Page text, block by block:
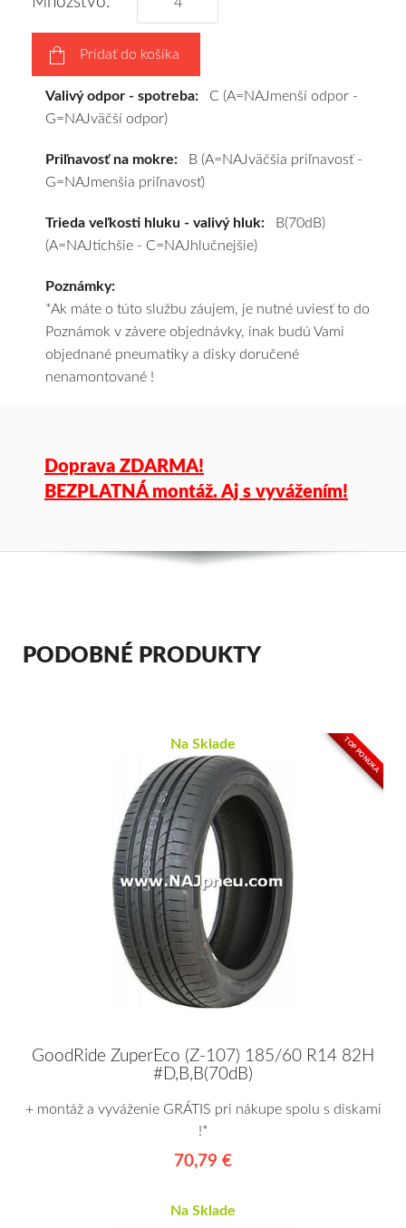
a
pošleme
zadarmo.
Pridať do košíka
Valivý odpor - spotreba: C (A=NAJmenší odpor -
G=NAJväčší odpor)
Priľnavosť na mokre: B (A=NAJväčšia priľnavosť -
G=NAJmenšia priľnavosť)
Trieda veľkosti hluku - valivý hluk: B(70dB)
(A=NAJtichšie - C=NAJhlučnejšie)
Poznámky:
*Ak máte o túto službu záujem, je nutné uviesť to do
Poznámok v závere objednávky, inak budú Vami
objednané pneumatiky a disky doručené
nenamontované !
Doprava ZDARMA!
BEZPLATNÁ montáž. Aj s vyvážením!
PODOBNÉ PRODUKTY
TOP PONUKA
Na Sklade
GoodRide ZuperEco (Z-107) 185/60 R14 82H
#D,B,B(70dB)
+ montáž a vyváženie GRÁTIS pri nákupe spolu s diskami
!*
70,79 €
Na Sklade